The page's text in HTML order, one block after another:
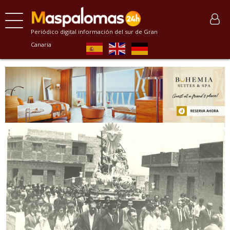
Periódico digital información del sur de Gran
Canaria